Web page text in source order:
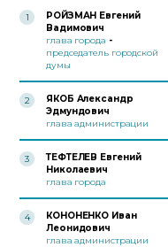
1
РОЙЗМАН Евгений
Вадимович
глава города -
председатель городской
думы
2
ЯКОБ Александр
Эдмундович
глава администрации
3
ТЕФТЕЛЕВ Евгений
Николаевич
глава города
4
КОНОНЕНКО Иван
Леонидович
глава администрации